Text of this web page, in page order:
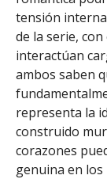
tensión
de la serie, con
interactúan
ambos saben
representa la
construido
corazones
genuina en los